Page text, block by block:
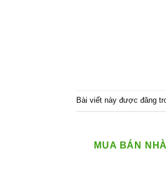
Bài viết này được đăng
MUA BÁN